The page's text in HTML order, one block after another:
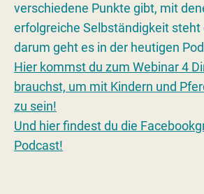
verschiedene Punkte gibt, mit
erfolgreiche Selbständigkeit steht
darum geht es in der heutigen
Hier kommst du zum Webinar 4
brauchst, um mit Kindern und
zu sein!
Und hier findest du die
Podcast!